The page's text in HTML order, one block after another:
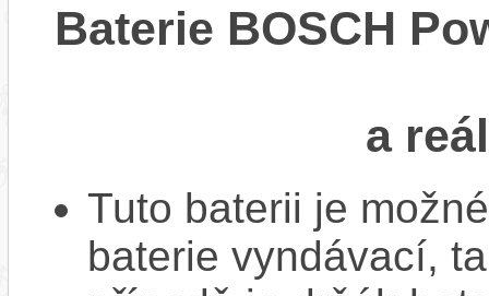
Baterie BOSCH
a
Tuto baterii je
baterie vyndávací,